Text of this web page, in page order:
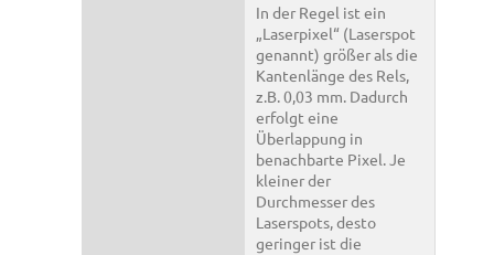
In der Regel ist ein
„Laserpixel“ (Laserspot
genannt) größer als die
Kantenlänge des Rels,
z.B. 0,03 mm. Dadurch
erfolgt eine
Überlappung in
benachbarte Pixel. Je
kleiner der
Durchmesser des
Laserspots, desto
geringer ist die